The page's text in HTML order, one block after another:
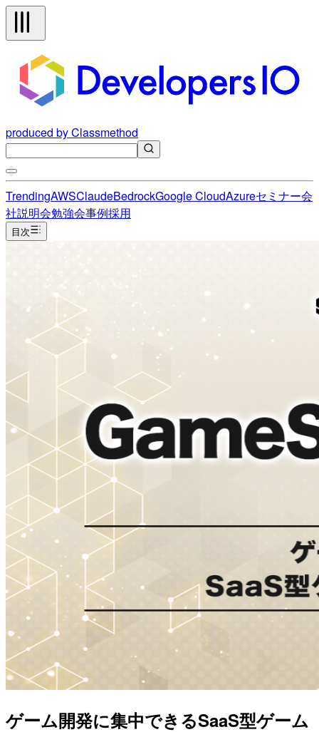
produced by Classmethod
TrendingAWSClaudeBedrockGoogle CloudAzureセミナー会
社説明会勉強会事例採用
目次
ゲーム開発に集中できるSaaS型ゲーム